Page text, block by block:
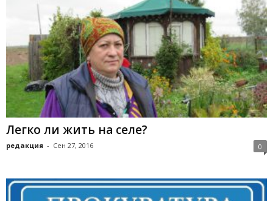
Легко ли жить на селе?
редакция - Сен 27, 2016 0